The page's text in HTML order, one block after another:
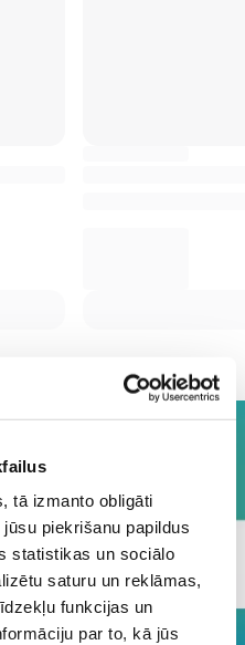
tā izmanto obligāti
piekrišanu papildus
statistikas un sociālo
saturu un reklāmas,
funkcijas un
par to, kā jūs